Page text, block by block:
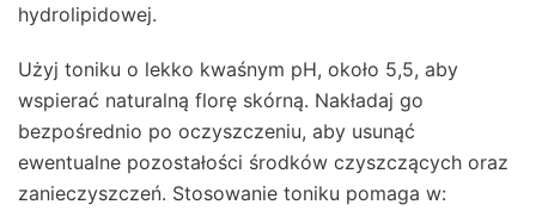
hydrolipidowej.
Użyj toniku o lekko kwaśnym pH, około 5,5, aby
wspierać naturalną florę skórną. Nakładaj go
bezpośrednio po oczyszczeniu, aby usunąć
ewentualne pozostałości środków czyszczących oraz
zanieczyszczeń. Stosowanie toniku pomaga w: